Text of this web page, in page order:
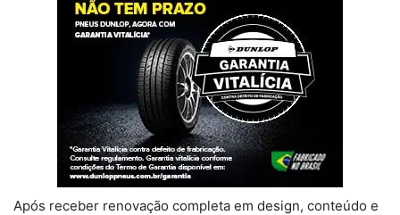
Após receber renovação completa em design, conteúdo e